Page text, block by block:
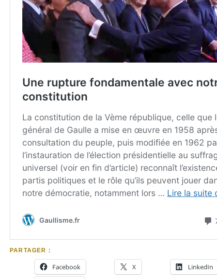
PARTAGER :
Facebook X
LinkedIn